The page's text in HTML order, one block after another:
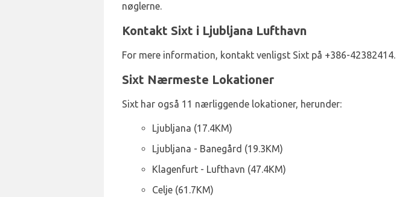
nøglerne.
Kontakt Sixt i Ljubljana Lufthavn
For mere information, kontakt venligst Sixt på +386-42382414.
Sixt Nærmeste Lokationer
Sixt har også 11 nærliggende lokationer, herunder:
Ljubljana (17.4KM)
Ljubljana - Banegård (19.3KM)
Klagenfurt - Lufthavn (47.4KM)
Celje (61.7KM)